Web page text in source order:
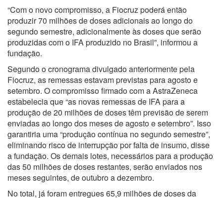
“Com o novo compromisso, a Fiocruz poderá então
produzir 70 milhões de doses adicionais ao longo do
segundo semestre, adicionalmente às doses que serão
produzidas com o IFA produzido no Brasil”, informou a
fundação.
Segundo o cronograma divulgado anteriormente pela
Fiocruz, as remessas estavam previstas para agosto e
setembro. O compromisso firmado com a AstraZeneca
estabelecia que “as novas remessas de IFA para a
produção de 20 milhões de doses têm previsão de serem
enviadas ao longo dos meses de agosto e setembro”. Isso
garantiria uma “produção contínua no segundo semestre”,
eliminando risco de interrupção por falta de insumo, disse
a fundação. Os demais lotes, necessários para a produção
das 50 milhões de doses restantes, serão enviados nos
meses seguintes, de outubro a dezembro.
No total, já foram entregues 65,9 milhões de doses da